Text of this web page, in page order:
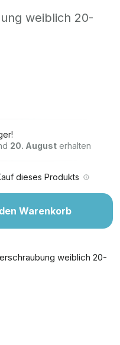
weiblich 20-
20. August erhalten
dieses Produkts
Warenkorb
weiblich 20-